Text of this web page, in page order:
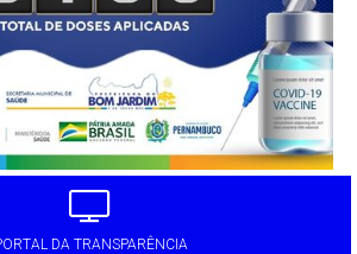
DA TRANSPARÊNCIA